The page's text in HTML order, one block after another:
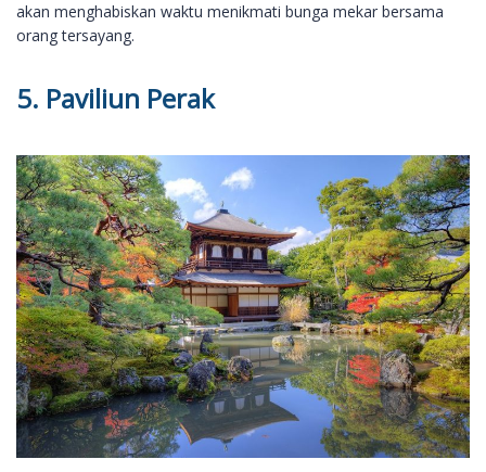
akan menghabiskan waktu menikmati bunga mekar bersama
orang tersayang.
5. Paviliun Perak